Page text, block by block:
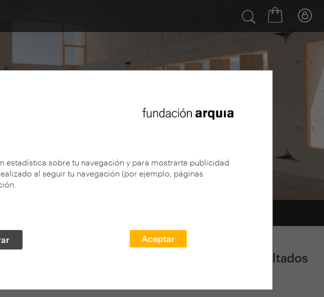
estadística sobre tu navegación y para mostrarte publicidad
al seguir tu navegación (por ejemplo, páginas
Aceptar
10.267 Resultados